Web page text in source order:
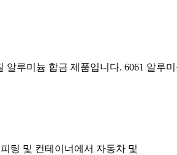
루미늄 합금 제품입니다. 6061 알루
팅 및 컨테이너에서 자동차 및